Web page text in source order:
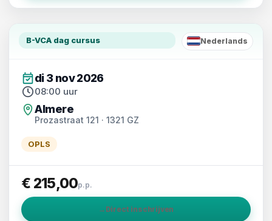
B-VCA dag cursus
NL
Nederlands
di 3 nov 2026
08:00 uur
Almere
Prozastraat 121 · 1321 GZ
OPLS
€ 215,00p.p.
→ Direct inschrijven